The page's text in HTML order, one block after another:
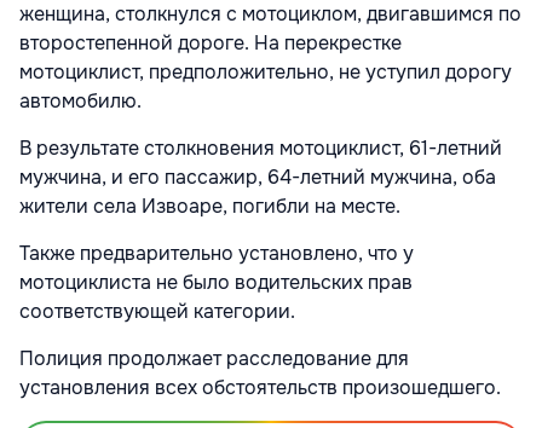
женщина, столкнулся с мотоциклом, двигавшимся по
второстепенной дороге. На перекрестке
мотоциклист, предположительно, не уступил дорогу
автомобилю.
В результате столкновения мотоциклист, 61-летний
мужчина, и его пассажир, 64-летний мужчина, оба
жители села Извоаре, погибли на месте.
Также предварительно установлено, что у
мотоциклиста не было водительских прав
соответствующей категории.
Полиция продолжает расследование для
установления всех обстоятельств произошедшего.